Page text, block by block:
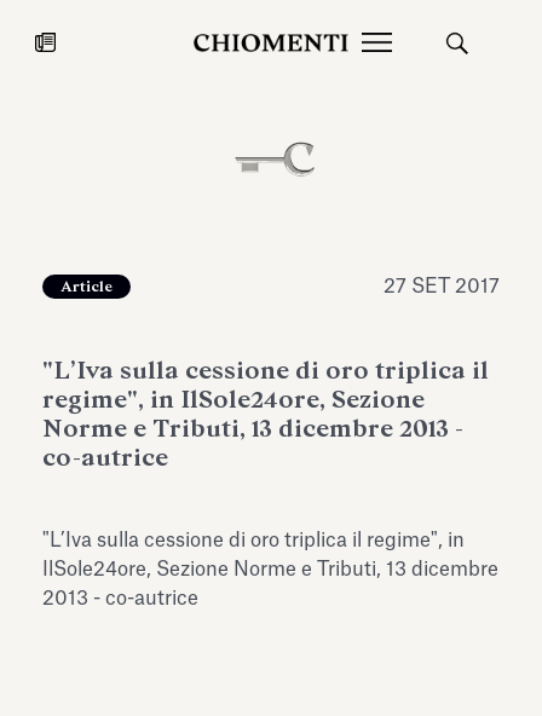
27 LUG 2026
ampliando gli spazi espositivi
dell’Antiquarium di Villa Albani
Leggi tutto
Article 27 SET 2017
"L’Iva sulla cessione di oro triplica il
regime", in IlSole24ore, Sezione
Norme e Tributi, 13 dicembre 2013 -
co-autrice
"L’Iva sulla cessione di oro triplica il regime", in
IlSole24ore, Sezione Norme e Tributi, 13 dicembre
2013 - co-autrice